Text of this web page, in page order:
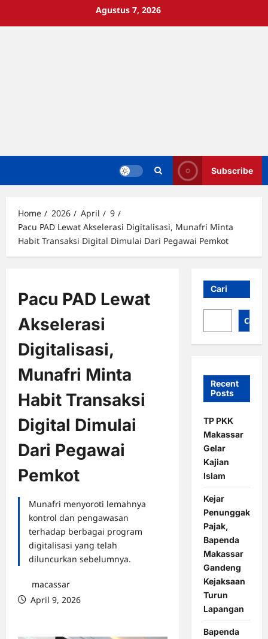
Agustus 7, 2026
Subscribe
Home 2026 April
9
Pacu PAD Lewat Akselerasi Digitalisasi, Munafri Minta
Habit Transaksi Digital Dimulai Dari Pegawai Pemkot
Pacu PAD Lewat
Akselerasi
Digitalisasi,
Munafri Minta
Habit Transaksi
Digital Dimulai
Dari Pegawai
Pemkot
Munafri menyoroti lemahnya
kontrol dan pengawasan
terhadap berbagai program
digitalisasi yang telah
diluncurkan sebelumnya.
macassar
April 9, 2026
Cari
Cari
Recent
Posts
TP PKK
Makassar
Gelar
Kajian
Islam
Kejar
Penunggak
Pajak,
Bapenda
Makassar
Gandeng
Kejaksaan
Turun
Lapangan
Bapenda